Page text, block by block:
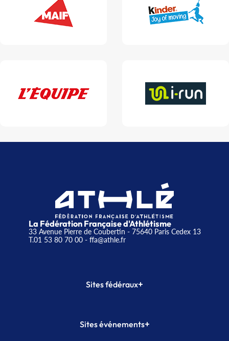
La Fédération Française d'Athlétisme
33 Avenue Pierre de Coubertin - 75640 Paris Cedex 13
T.01 53 80 70 00- ffa@athle.fr
Sites fédéraux+
Plateforme Formation
Sites événements+